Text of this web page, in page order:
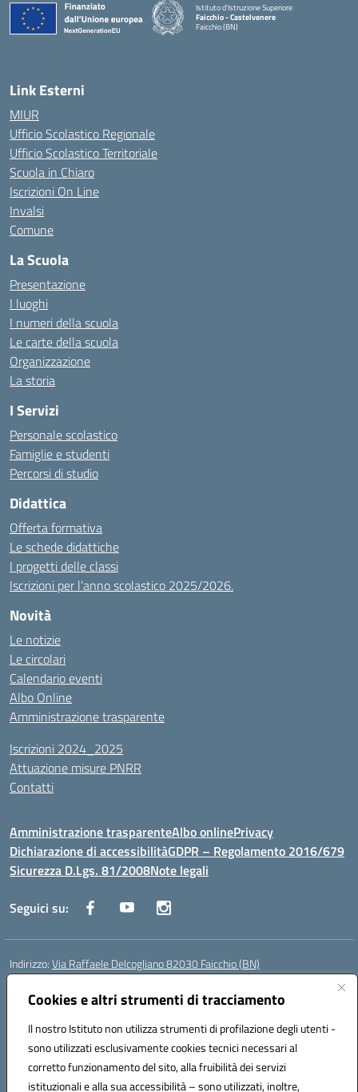
Cookies e altri strumenti di tracciamento
Il nostro Istituto non utilizza strumenti di profilazione degli utenti -
sono utilizzati esclusivamente cookies tecnici necessari al
corretto funzionamento del sito, alla fruibilità dei servizi
istituzionali e alla sua accessibilità – sono utilizzati, inoltre,
Istituto d'Istruzione Superiore
Faicchio - Castelvenere
Faicchio (BN)
Link Esterni
MIUR
Ufficio Scolastico Regionale
Ufficio Scolastico Territoriale
Scuola in Chiaro
Iscrizioni On Line
Invalsi
Comune
La Scuola
Presentazione
I luoghi
I numeri della scuola
Le carte della scuola
Organizzazione
La storia
I Servizi
Personale scolastico
Famiglie e studenti
Percorsi di studio
Didattica
Offerta formativa
Le schede didattiche
I progetti delle classi
Iscrizioni per l’anno scolastico 2025/2026.
Novità
Le notizie
Le circolari
Calendario eventi
Albo Online
Amministrazione trasparente
Iscrizioni 2024_2025
Attuazione misure PNRR
Contatti
Amministrazione trasparenteAlbo onlinePrivacy
Dichiarazione di accessibilitàGDPR – Regolamento 2016/679
Sicurezza D.Lgs. 81/2008Note legali
Seguici su:
Indirizzo:Via Raffaele Delcogliano 82030 Faicchio (BN)
Centralino:
Posta elettronica certificata (PEC):bnis02300v@pec.istruzione.it
Codice fiscale: 90003320620
Codice meccanografico:BNIS02300V
Codice Indice delle Pubbliche Amministrazioni (IPA): istsc_bnis02300v
Codice unico di fatturazione (CUF): UFQEG8